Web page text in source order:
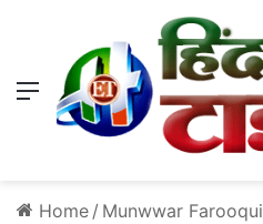
Menu
Home / Munwwar